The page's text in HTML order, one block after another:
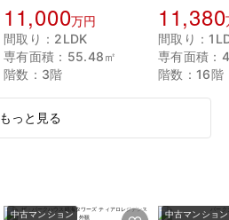
11,000万円
間取り：2LDK
専有面積：55.48㎡
階数：3階
11,380
間取り：
専有面積：
階数：16階
もっと見る
中古マンション 中古マンション